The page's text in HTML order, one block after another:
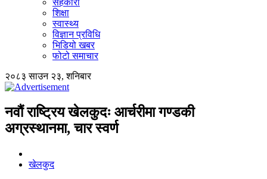
शिक्षा
स्वास्थ्य
विज्ञान प्रविधि
भिडियो खबर
फोटो समाचार
२०८३ साउन २३, शनिबार
नवौं राष्ट्रिय खेलकुदः आर्चरीमा गण्डकी
अग्रस्थानमा, चार स्वर्ण
खेलकुद